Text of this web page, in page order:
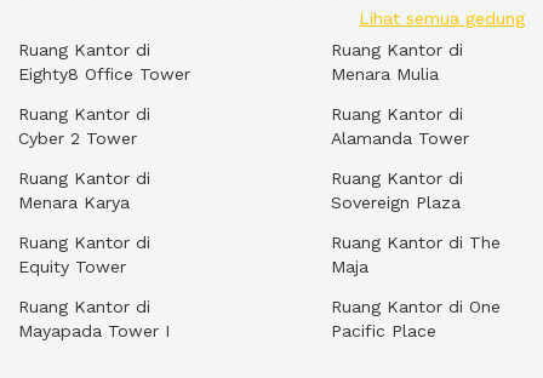
Lihat semua gedung
Ruang Kantor di
Eighty8 Office Tower
Ruang Kantor di
Cyber 2 Tower
Ruang Kantor di
Menara Karya
Ruang Kantor di
Equity Tower
Ruang Kantor di
Mayapada Tower I
Ruang Kantor di
Menara Mulia
Ruang Kantor di
Alamanda Tower
Ruang Kantor di
Sovereign Plaza
Ruang Kantor di The
Maja
Ruang Kantor di One
Pacific Place